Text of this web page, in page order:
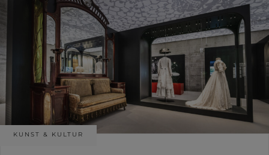
KUNST & KULTUR